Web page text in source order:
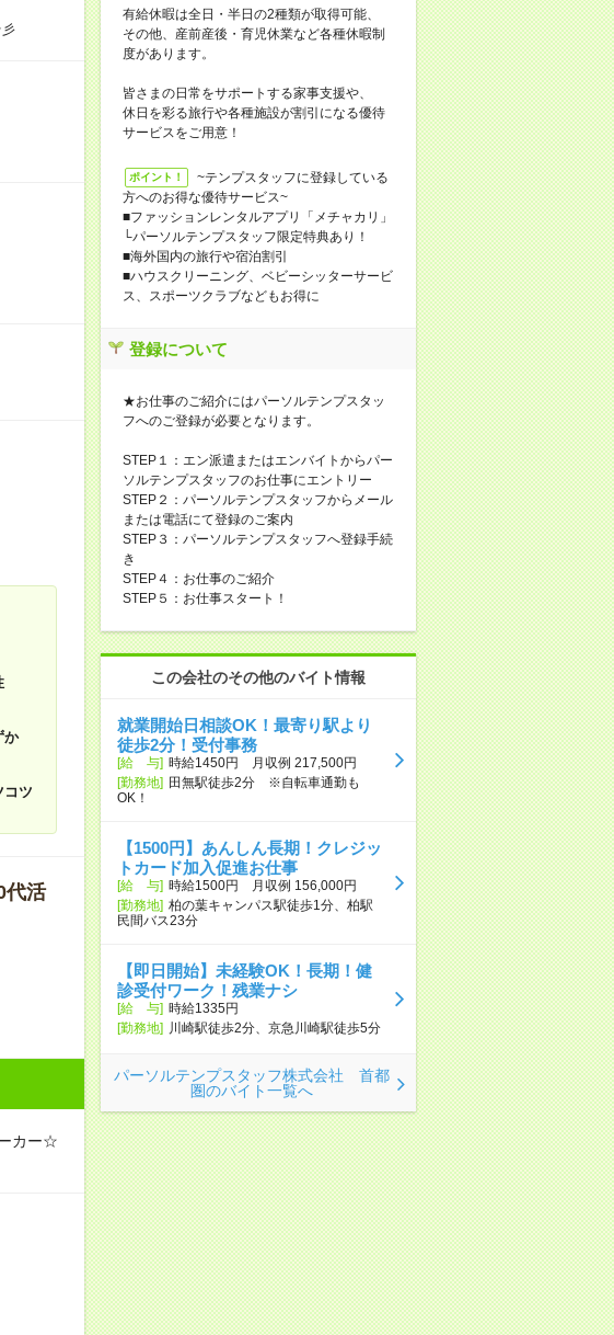
か
コツ
代活
カー☆
有給休暇は全日・半日の2種類が取得可能、
その他、産前産後・育児休業など各種休暇制
度があります。
皆さまの日常をサポートする家事支援や、
休日を彩る旅行や各種施設が割引になる優待
サービスをご用意！
ポイント！
~テンプスタッフに登録している
方へのお得な優待サービス~
■ファッションレンタルアプリ「メチャカリ」
└パーソルテンプスタッフ限定特典あり！
■海外国内の旅行や宿泊割引
■ハウスクリーニング、ベビーシッターサービ
ス、スポーツクラブなどもお得に
登録について
★お仕事のご紹介にはパーソルテンプスタッ
フへのご登録が必要となります。
STEP１：エン派遣またはエンバイトからパー
ソルテンプスタッフのお仕事にエントリー
STEP２：パーソルテンプスタッフからメール
または電話にて登録のご案内
STEP３：パーソルテンプスタッフへ登録手続
き
STEP４：お仕事のご紹介
STEP５：お仕事スタート！
この会社のその他のバイト情報
就業開始日相談OK！最寄り駅より
徒歩2分！受付事務
[給 与] 時給1450円 月収例 217,500円
[勤務地] 田無駅徒歩2分 ※自転車通勤も
OK！
【1500円】あんしん長期！クレジッ
トカード加入促進お仕事
[給 与] 時給1500円 月収例 156,000円
[勤務地] 柏の葉キャンパス駅徒歩1分、柏駅
民間バス23分
【即日開始】未経験OK！長期！健
診受付ワーク！残業ナシ
[給 与] 時給1335円
[勤務地] 川崎駅徒歩2分、京急川崎駅徒歩5分
パーソルテンプスタッフ株式会社 首都
圏のバイト一覧へ